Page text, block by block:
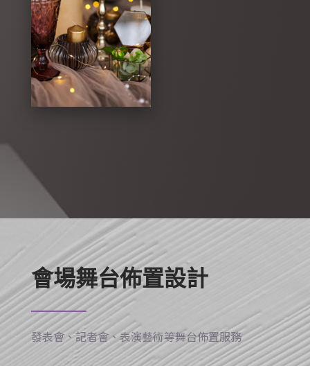
會場舞台佈置設計
發表會、記者會、表演藝術等舞台佈置服務